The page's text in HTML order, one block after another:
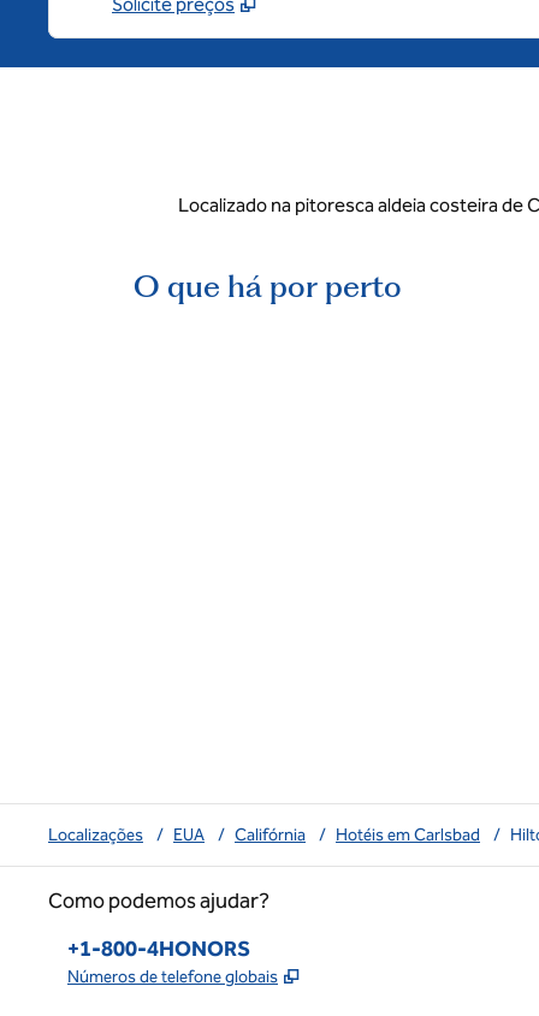
Localizado na pitoresca aldeia costeira de
O que há por perto
Localizações / EUA / Califórnia / Hotéis em Carlsbad /
Como podemos ajudar?
Telefone:
+1-800-4HONORS
Números de telefone globais ,